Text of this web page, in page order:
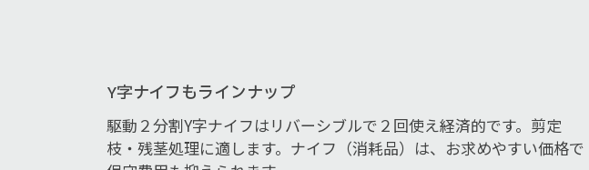
Y字ナイフもラインナップ
駆動２分割Y字ナイフはリバーシブルで２回使え経済的です。剪定
枝・残茎処理に適します。ナイフ（消耗品）は、お求めやすい価格で